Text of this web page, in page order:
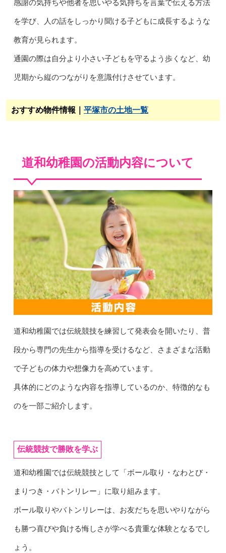
感謝の気持ちや他者を思いやる気持ちを言葉で伝える方法
を学び、人の話をしっかり聞ける子どもに成長するような
教育が見られます。
通園の際は自分より小さい子どもを守るよう歩くなど、幼
児期から縦のつながりを意識付けさせています。
おすすめ物件情報｜ 平塚市の土地一覧
道和幼稚園の活動内容について
道和幼稚園では伝統競技を練習して発表会を開いたり、普
段から専門の先生から指導を受けるなど、さまざまな活動
で子どもの体力や想像力を高めています。
具体的にどのような内容を指導しているのか、特徴的なも
のを一部ご紹介します。
伝統競技で勝敗を学ぶ
道和幼稚園では伝統競技として「ボール取り・なわとび・
まりつき・バトンリレー」に取り組みます。
ボール取りやバトンリレーは、お友だちを思いやりながら
も勝つ喜びや負ける悔しさが学べる貴重な体験となるでし
ょう。